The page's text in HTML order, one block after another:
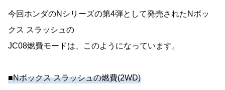
今回ホンダのNシリーズの第4弾として発売されたNボッ
クス スラッシュの
JC08燃費モードは、このようになっています。
■Nボックス スラッシュの燃費(2WD)